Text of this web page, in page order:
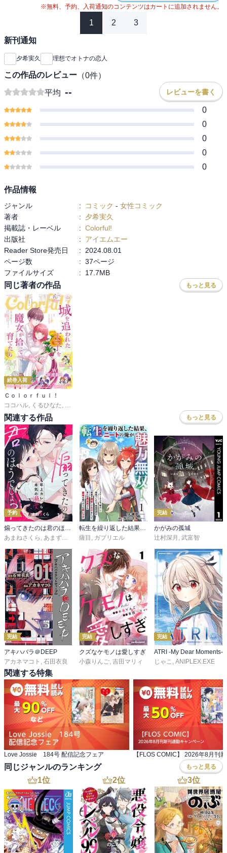
※無料、予約、入荷通知のコンテンツはカートに追加されません。
1 2 3
新刊通知
夕希実久 理想でオトナの恋人
この作品のレビュー （0件）
平均 -- レビューを書く
0
0
0
0
0
作品情報
ジャンル : コミック - 女性コミック
著者
:
夕希実久
掲載誌・レーベル
: Colorful!
出版社
:
アイエムエー
Reader Store発売日
:
2024.08.01
ページ数
: 37ページ
ファイルサイズ
: 17.7MB
同じ著者の作品 もっと見る
続巻入荷
Ｃｏｌｏｒｆｕｌ！
ココハル, くるひなた, 春乃ミコ
関連する作品 もっと見る
予約
あまねさくら
あまずみ依
薩目
ガブリエル
完結
かがみの孤城
辻村深月 武富智
完結
アキハバラ＠DEEP
アカネマコト , 石田衣良
完結
クズなケモノは愛しすぎ
小森りんご, 吉田マリィ
完結
ATRI -My Dear Moments-
じゃこ , ANIPLEX.EXE
関連する特集
Love Jossie 184号 配信記念フェア
同じジャンルのランキング もっと見る
1位 2位 3位